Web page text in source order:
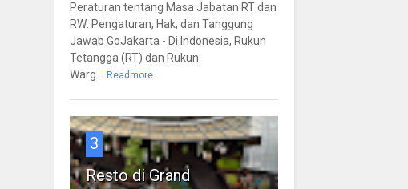
Peraturan tentang Masa Jabatan RT dan
RW: Pengaturan, Hak, dan Tanggung
Jawab GoJakarta - Di Indonesia, Rukun
Tetangga (RT) dan Rukun
Warg... Readmore
3
Resto di Grand